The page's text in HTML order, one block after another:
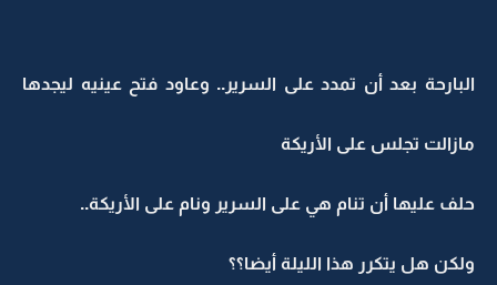
البارحة بعد أن تمدد على السرير.. وعاود فتح عينيه ليجدها
مازالت تجلس على الأريكة
حلف عليها أن تنام هي على السرير ونام على الأريكة..
ولكن هل يتكرر هذا الليلة أيضا؟؟